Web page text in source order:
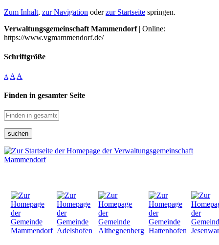
Zum Inhalt, zur Navigation oderzur Startseite springen.
Verwaltungsgemeinschaft Mammendorf| Online:
https://www.vgmammendorf.de/
Schriftgröße
A A A
Finden in gesamter Seite
suchen